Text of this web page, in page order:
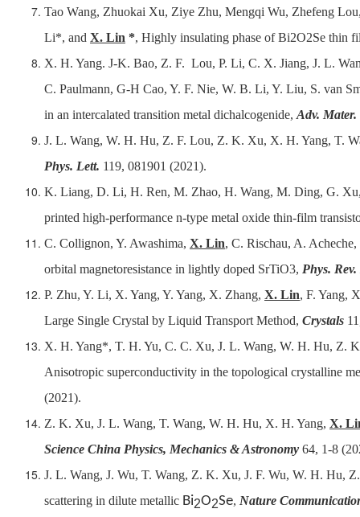
Tao Wang, Zhuokai Xu, Ziye Zhu, Mengqi Wu, Zhefeng
Li*, and X. Lin *, Highly insulating phase of Bi2O2Se thin
X. H. Yang. J-K. Bao, Z. F. Lou, P. Li, C. X. Jiang, J. L.
C. Paulmann, G-H Cao, Y. F. Nie, W. B. Li, Y. Liu, S. van
in an intercalated transition metal dichalcogenide, Adv. Mater.
J. L. Wang, W. H. Hu, Z. F. Lou, Z. K. Xu, X. H. Yang, T.
Phys. Lett. 119, 081901 (2021).
K. Liang, D. Li, H. Ren, M. Zhao, H. Wang, M. Ding, G.
printed high-performance n-type metal oxide thin-film
C. Collignon, Y. Awashima, X. Lin, C. Rischau, A.
orbital magnetoresistance in lightly doped SrTiO3, Phys.
P. Zhu, Y. Li, X. Yang, Y. Yang, X. Zhang, X. Lin, F. Yang,
Large Single Crystal by Liquid Transport Method, Crystals
X. H. Yang*, T. H. Yu, C. C. Xu, J. L. Wang, W. H. Hu, Z.
Anisotropic superconductivity in the topological crystalline
(2021).
Z. K. Xu, J. L. Wang, T. Wang, W. H. Hu, X. H. Yang, X.
Science China Physics, Mechanics & Astronomy 64, 1-8
J. L. Wang, J. Wu, T. Wang, Z. K. Xu, J. F. Wu, W. H. Hu,
scattering in dilute metallic Bi2O2Se, Nature